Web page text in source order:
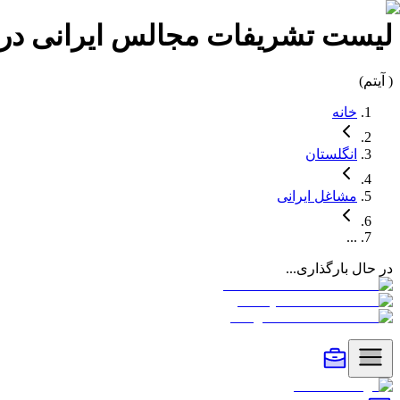
لیستتشریفات مجالس ایرانی در
( آیتم)
خانه
انگلستان
مشاغل ایرانی
...
در حال بارگذاری...